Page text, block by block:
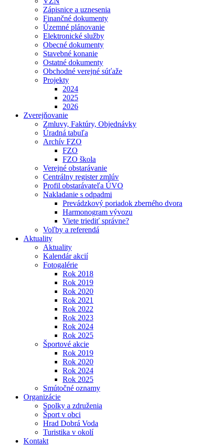
Zápisnice a uznesenia
Finančné dokumenty
Územné plánovanie
Elektronické služby
Obecné dokumenty
Stavebné konanie
Ostatné dokumenty
Obchodné verejné súťaže
Projekty
2024
2025
2026
Zverejňovanie
Zmluvy, Faktúry, Objednávky
Úradná tabuľa
Archív FZO
FZO
FZO škola
Verejné obstarávanie
Centrálny register zmlúv
Profil obstarávateľa ÚVO
Nakladanie s odpadmi
Prevádzkový poriadok zberného dvora
Harmonogram vývozu
Viete triediť správne?
Voľby a referendá
Aktuality
Aktuality
Kalendár akcií
Fotogalérie
Rok 2018
Rok 2019
Rok 2020
Rok 2021
Rok 2022
Rok 2023
Rok 2024
Rok 2025
Športové akcie
Rok 2019
Rok 2020
Rok 2024
Rok 2025
Smútočné oznamy
Organizácie
Spolky a združenia
Šport v obci
Hrad Dobrá Voda
Turistika v okolí
Kontakt